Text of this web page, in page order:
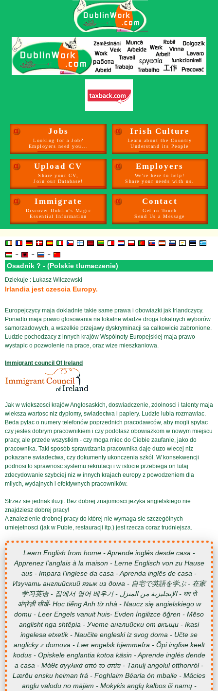
α Jobs
Looking for a Job?
Employers need you...
α Irish Culture
Learn about the Country
Understand its People
α Upload CV
Share your CV,
Join our Database!
α Employers
We're here to help!
Share your needs with us.
α Immigrate
Discover Dublin's Magic
Essential Information
α Contact
Get in Touch
Send Us a Message
- - -
Osadnik ? - (Polskie tlumaczenie)
Dziekuje : Lukasz Wilczewski
Irlandia jest czescia Europy.
Europejczycy maja dokladnie takie same prawa i obowiazki jak Irlandczycy.
Ponadto maja prawo glosowania na lokalne wladze droga lokalnych wyborów
samorzadowych, a wszelkie przejawy dyskryminacji sa calkowicie zabronione.
Ludzie pochodzacy z innych krajów Wspólnoty Europejskiej maja prawo
wystapic o pozwolenie na prace, oraz wize mieszkaniowa.
Immigrant council Of Ireland
Jak w wiekszosci krajów Anglosaskich, doswiadczenie, zdolnosci i talenty maja
wieksza wartosc niz dyplomy, swiadectwa i papiery. Ludzie lubia rozmawiac.
Beda pytac o numery telefonów poprzednich pracodawców, aby mogli spytac
czy jestes dobrym pracownikiem i czy podolasz obowiazkom w nowym miejscu
pracy, ale przede wszystkim - czy moga miec do Ciebie zaufanie, jako do
pracownika. Taki sposób sprawdzania pracownika daje duzo wiecej niz
pokazane swiadectwa, czy dokumenty ukonczenia szkól. W konsekwencji
podnosi to sprawnosc systemu rekrutacji i w istocie przebiega on tutaj
zdecydowanie szybciej niz w innych krajach europy z powodzeniem dla
milych, wydajnych i efektywnych pracowników.
Strzez sie jednak iluzji: Bez dobrej znajomosci jezyka angielskiego nie
znajdziesz dobrej pracy!
A znalezienie drobnej pracy do której nie wymaga sie szczególnych
umiejetnosci (jak w Pubie, restauracji itp.) jest rzecza coraz trudniejsza.
Learn English from home - Aprende inglés desde casa -
Apprenez l'anglais à la maison - Lerne Englisch von zu Hause
aus - Impara l'inglese da casa - Aprenda inglês de casa -
Изучать английский язык из дома - 自宅で英語を学ぶ - 在家
学习英语 - 집에서 영어 배우기 - الإنجليزية من المنزل - घर से
अंग्रेज़ी सीखें- Học tiếng Anh từ nhà - Naucz się angielskiego w
domu - Leer Engels vanuit huis- Evden İngilizce öğren - Mëso
anglisht nga shtëpia - Учете английски от вкъщи - Ikasi
ingelesa etxetik - Naučite engleski iz svog doma - Učte se
anglicky z domova - Lær engelsk hjemmefra - Õpi inglise keelt
kodus - Opiskele englantia kotoa käsin - Aprende inglés dende
a casa - Μάθε αγγλικά από το σπίτι - Tanulj angolul otthonról -
Lærðu ensku heiman frá - Foghlaim Béarla ón mbaile - Mācies
angļu valodu no mājām - Mokykis anglų kalbos iš namų -